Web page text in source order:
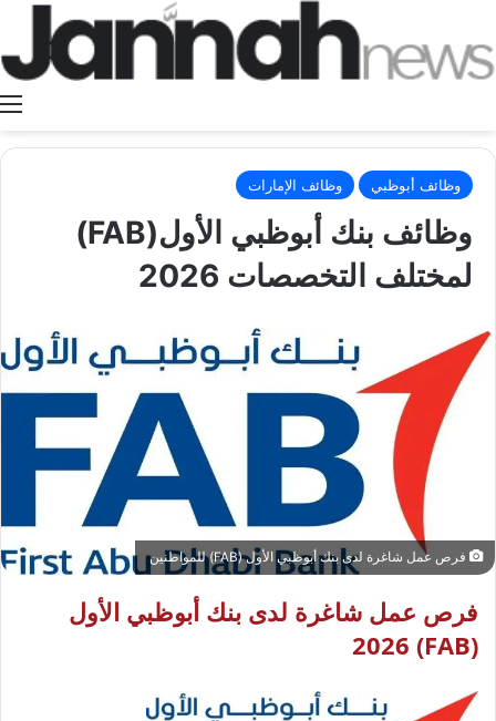
وظائف أبوظبي وظائف الإمارات
وظائف بنك أبوظبي الأول(FAB)
لمختلف التخصصات 2026
فرص عمل شاغرة لدى بنك أبوظبي الأول (FAB) للمواطنين
فرص عمل شاغرة لدى بنك أبوظبي الأول
(FAB) 2026